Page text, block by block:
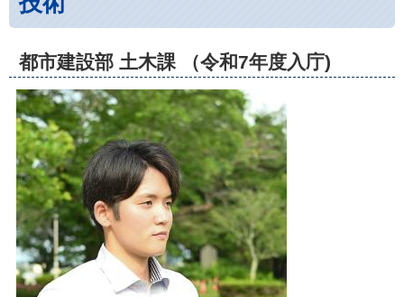
都市建設部 土木課 （令和7年度入庁)